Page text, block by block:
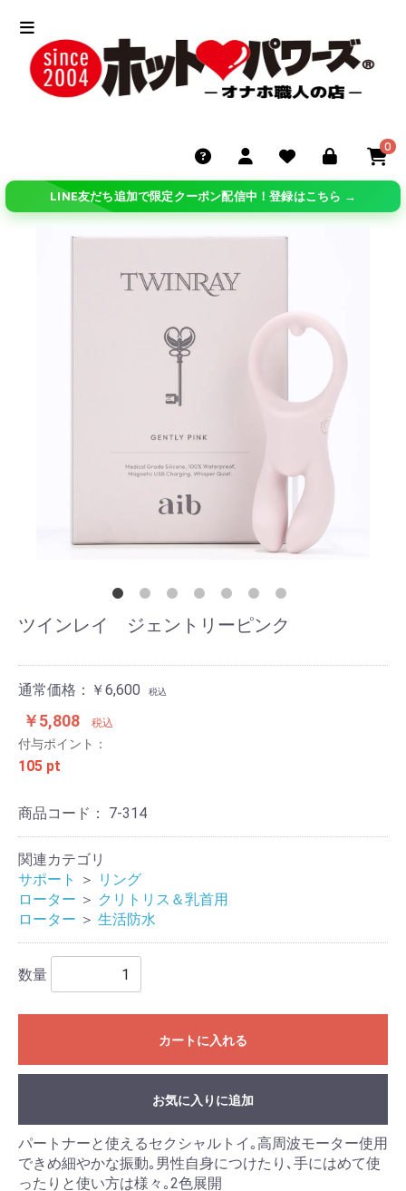
0
LINE友だち追加で限定クーポン配信中！登録はこちら →
ツインレイ ジェントリーピンク
通常価格：￥6,600 税込
￥5,808 税込
付与ポイント：
105 pt
商品コード： 7-314
関連カテゴリ
サポート
＞ リング
ローター ＞ クリトリス＆乳首用
ローター ＞ 生活防水
数量
カートに入れる
お気に入りに追加
パートナーと使えるセクシャルトイ｡高周波モーター使用
できめ細やかな振動｡男性自身につけたり､手にはめて使
ったりと使い方は様々｡2色展開